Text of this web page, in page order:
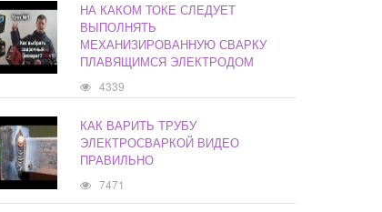
НА КАКОМ ТОКЕ СЛЕДУЕТ
ВЫПОЛНЯТЬ
МЕХАНИЗИРОВАННУЮ СВАРКУ
ПЛАВЯЩИМСЯ ЭЛЕКТРОДОМ
4339
КАК ВАРИТЬ ТРУБУ
ЭЛЕКТРОСВАРКОЙ ВИДЕО
ПРАВИЛЬНО
7471